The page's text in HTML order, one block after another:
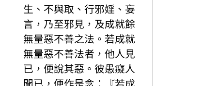
生、不與取、行邪婬、妄
言，乃至邪見，及成就餘
無量惡不善之法。若成就
無量惡不善法者，他人見
已，便說其惡。彼愚癡人